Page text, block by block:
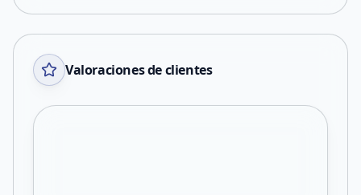
Valoraciones de clientes